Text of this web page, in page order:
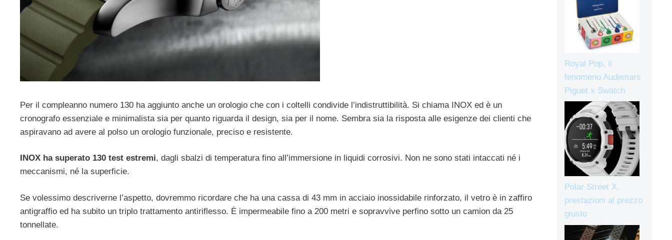
Per il compleanno numero 130 ha aggiunto anche un orologio che con i coltelli condivide l’indistruttibilità. Si chiama INOX ed è un
cronografo essenziale e minimalista sia per quanto riguarda il design, sia per il nome. Sembra sia la risposta alle esigenze dei clienti che
aspiravano ad avere al polso un orologio funzionale, preciso e resistente.
INOX ha superato 130 test estremi, dagli sbalzi di temperatura fino all’immersione in liquidi corrosivi. Non ne sono stati intaccati né i
meccanismi, né la superficie.
Se volessimo descriverne l’aspetto, dovremmo ricordare che ha una cassa di 43 mm in acciaio inossidabile rinforzato, il vetro è in zaffiro
antigraffio ed ha subito un triplo trattamento antiriflesso. È impermeabile fino a 200 metri e sopravvive perfino sotto un camion da 25
tonnellate.
Royal Pop, il
fenomeno Audemars
Piguet x Swatch
Polar Street X,
prestazioni al prezzo
giusto